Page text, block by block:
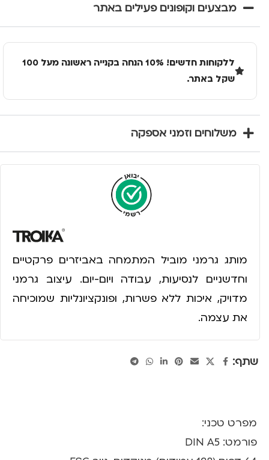
מבצעים וקופונים פעילים באתר
ללקוחות חדשים! 10% הנחה בקנייה ראשונה מעל 100
שקל באתר.
משלוחים וזמני אספקה
מותג גרמני מוביל המתמחה באביזרים פרקטיים
וחדשניים לנסיעות, עבודה ויום-יום. עיצוב גרמני
מדויק, איכות ללא פשרות, ופונקציונליות שמוכיחה
את עצמה.
שתף:
מפרט טכני:
פורמט: DIN A5